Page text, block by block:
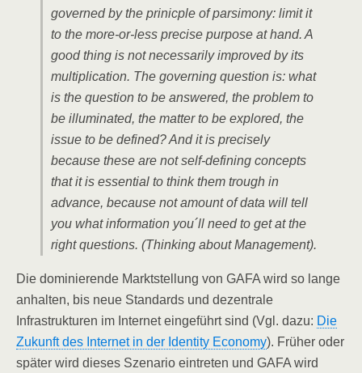
governed by the prinicple of parsimony: limit it
to the more-or-less precise purpose at hand. A
good thing is not necessarily improved by its
multiplication. The governing question is: what
is the question to be answered, the problem to
be illuminated, the matter to be explored, the
issue to be defined? And it is precisely
because these are not self-defining concepts
that it is essential to think them trough in
advance, because not amount of data will tell
you what information you´ll need to get at the
right questions. (Thinking about Management).
Die dominierende Marktstellung von GAFA wird so lange
anhalten, bis neue Standards und dezentrale
Infrastrukturen im Internet eingeführt sind (Vgl. dazu: Die
Zukunft des Internet in der Identity Economy). Früher oder
später wird dieses Szenario eintreten und GAFA wird